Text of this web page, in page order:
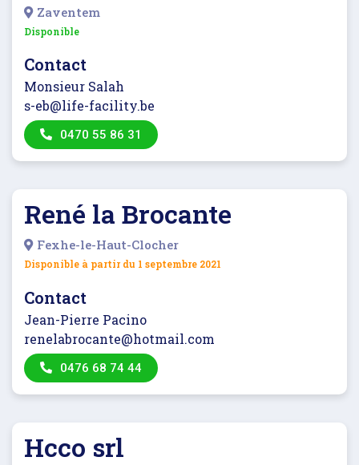
Zaventem
Disponible
Contact
Monsieur Salah
s-eb@life-facility.be
0470 55 86 31
René la Brocante
Fexhe-le-Haut-Clocher
Disponible à partir du 1 septembre 2021
Contact
Jean-Pierre Pacino
renelabrocante@hotmail.com
0476 68 74 44
Hcco srl